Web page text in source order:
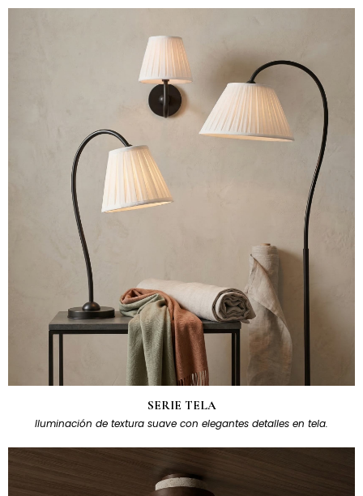
SERIE TELA
Iluminación de textura suave con elegantes detalles en tela.